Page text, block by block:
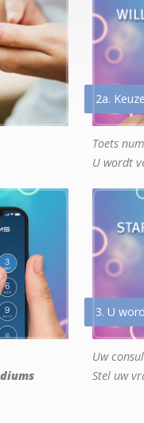
2a.
Toets
U wordt
3. U
Uw
Stel uw